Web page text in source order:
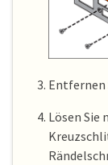
Entfernen
Lösen Sie